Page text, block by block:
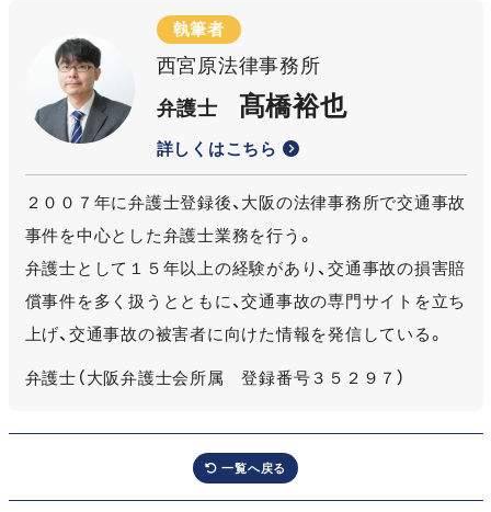
執筆者
西宮原法律事務所
弁護士 髙橋裕也
詳しくはこちら
２００７年に弁護士登録後、大阪の法律事務所で交通事故
事件を中心とした弁護士業務を行う。
弁護士として１５年以上の経験があり、交通事故の損害賠
償事件を多く扱うとともに、交通事故の専門サイトを立ち
上げ、交通事故の被害者に向けた情報を発信している。
弁護士（大阪弁護士会所属 登録番号３５２９７）
一覧へ戻る